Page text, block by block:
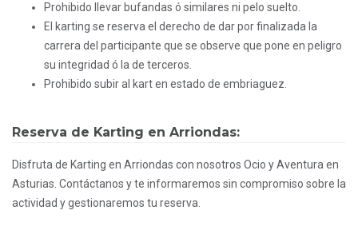
Prohibido llevar bufandas ó similares ni pelo suelto.
El karting se reserva el derecho de dar por finalizada la
carrera del participante que se observe que pone en peligro
su integridad ó la de terceros.
Prohibido subir al kart en estado de embriaguez.
Reserva de Karting en Arriondas:
Disfruta de Karting en Arriondas con nosotros Ocio y Aventura en
Asturias. Contáctanos y te informaremos sin compromiso sobre la
actividad y gestionaremos tu reserva.